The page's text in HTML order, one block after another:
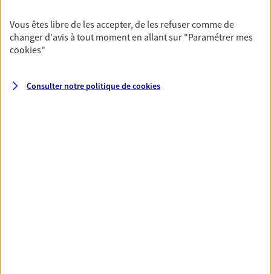
06 47 66 83 31
Vous êtes libre de les accepter, de les refuser comme de
changer d'avis à tout moment en allant sur "Paramétrer mes
cookies"
Consulter notre politique decookies